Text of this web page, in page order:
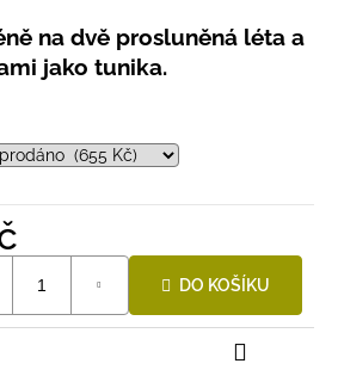
na dvě prosluněná léta a
jako tunika.
DO KOŠÍKU